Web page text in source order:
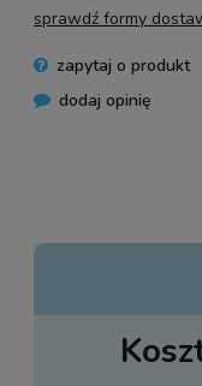
sprawdź formy
zapytaj o produkt
dodaj opinię
Cena nie zawiera